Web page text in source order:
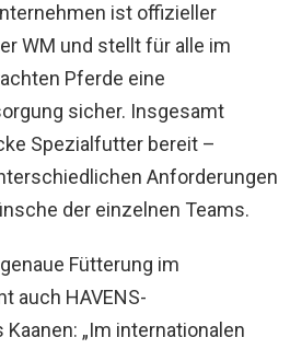
ist offizieller
WM und stellt für alle im
Pferde eine
sicher. Insgesamt
Spezialfutter bereit –
Anforderungen
der einzelnen Teams.
Fütterung im
auch HAVENS-
„Im internationalen